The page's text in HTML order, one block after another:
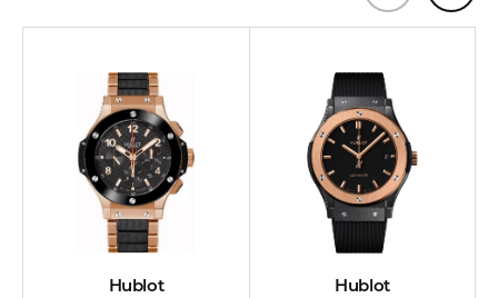
Hublot Hublot